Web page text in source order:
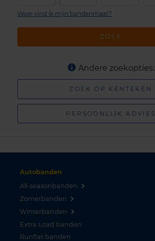
ZOEK
Waar vind ik mijn bandenmaat?
Andere zoekopties:
ZOEK OP KENTEKEN
PERSOONLIJK ADVIES
Autobanden
All-seasonbanden
Zomerbanden
Winterbanden
Extra Load banden
Runflat banden